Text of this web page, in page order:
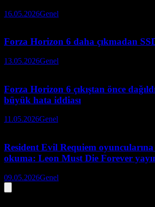
16.05.2026Genel
Forza Horizon 6 daha çıkmadan
13.05.2026Genel
Forza Horizon 6 çıkıştan önce
büyük hata iddiası
11.05.2026Genel
Resident Evil Requiem
okuma: Leon Must Die Forever
09.05.2026Genel